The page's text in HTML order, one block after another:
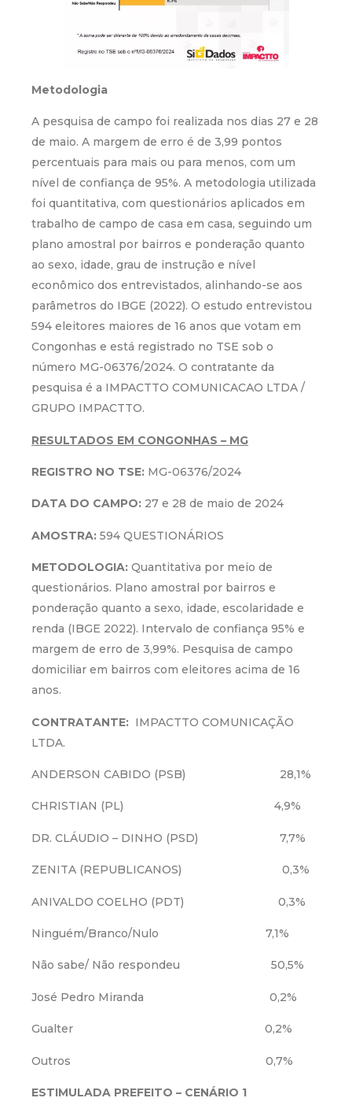
Metodologia
A pesquisa de campo foi realizada nos dias 27 e 28
de maio. A margem de erro é de 3,99 pontos
percentuais para mais ou para menos, com um
nível de confiança de 95%. A metodologia utilizada
foi quantitativa, com questionários aplicados em
trabalho de campo de casa em casa, seguindo um
plano amostral por bairros e ponderação quanto
ao sexo, idade, grau de instrução e nível
econômico dos entrevistados, alinhando-se aos
parâmetros do IBGE (2022). O estudo entrevistou
594 eleitores maiores de 16 anos que votam em
Congonhas e está registrado no TSE sob o
número MG-06376/2024. O contratante da
pesquisa é a IMPACTTO COMUNICACAO LTDA /
GRUPO IMPACTTO.
RESULTADOS EM CONGONHAS – MG
REGISTRO NO TSE: MG-06376/2024
DATA DO CAMPO: 27 e 28 de maio de 2024
AMOSTRA: 594 QUESTIONÁRIOS
METODOLOGIA: Quantitativa por meio de
questionários. Plano amostral por bairros e
ponderação quanto a sexo, idade, escolaridade e
renda (IBGE 2022). Intervalo de confiança 95% e
margem de erro de 3,99%. Pesquisa de campo
domiciliar em bairros com eleitores acima de 16
anos.
CONTRATANTE: IMPACTTO COMUNICAÇÃO
LTDA.
ANDERSON CABIDO (PSB) 28,1%
CHRISTIAN (PL) 4,9%
DR. CLÁUDIO – DINHO (PSD) 7,7%
ZENITA (REPUBLICANOS) 0,3%
ANIVALDO COELHO (PDT) 0,3%
Ninguém/Branco/Nulo 7,1%
Não sabe/ Não respondeu 50,5%
José Pedro Miranda 0,2%
Gualter 0,2%
Outros 0,7%
ESTIMULADA PREFEITO – CENÁRIO 1